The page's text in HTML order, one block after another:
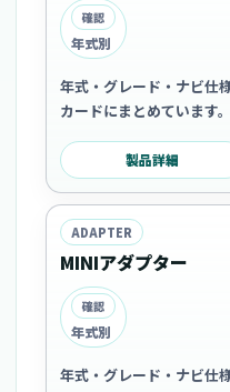
確認
年式別
年式・グレード・ナビ仕
カードにまとめています。
製品詳細
ADAPTER
MINIアダプター
確認
年式別
年式・グレード・ナビ仕